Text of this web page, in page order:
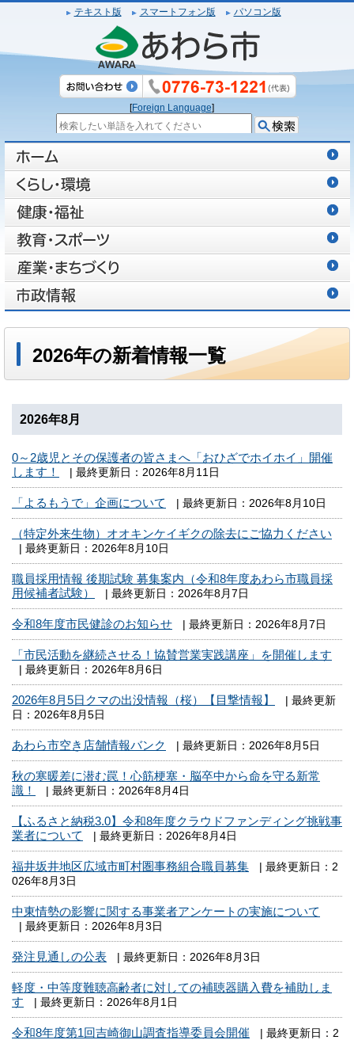
テキスト版 スマートフォン版 パソコン版
[Foreign Language]
2026年の新着情報一覧
2026年8月
0～2歳児とその保護者の皆さまへ「おひざでホイホイ」開催
します！
| 最終更新日：2026年8月11日
「よるもうで」企画について | 最終更新日：2026年8月10日
（特定外来生物）オオキンケイギクの除去にご協力ください
| 最終更新日：2026年8月10日
職員採用情報 後期試験 募集案内（令和8年度あわら市職員採
用候補者試験）
| 最終更新日：2026年8月7日
令和8年度市民健診のお知らせ | 最終更新日：2026年8月7日
「市民活動を継続させる！協賛営業実践講座」を開催します
| 最終更新日：2026年8月6日
2026年8月5日クマの出没情報（桜）【目撃情報】
| 最終更新
日：2026年8月5日
あわら市空き店舗情報バンク | 最終更新日：2026年8月5日
秋の寒暖差に潜む罠！心筋梗塞・脳卒中から命を守る新常
識！
| 最終更新日：2026年8月4日
【ふるさと納税3.0】令和8年度クラウドファンディング挑戦事
業者について
| 最終更新日：2026年8月4日
福井坂井地区広域市町村圏事務組合職員募集
| 最終更新日：2
026年8月3日
中東情勢の影響に関する事業者アンケートの実施について
| 最終更新日：2026年8月3日
発注見通しの公表 | 最終更新日：2026年8月3日
軽度・中等度難聴高齢者に対しての補聴器購入費を補助しま
す
| 最終更新日：2026年8月1日
令和8年度第1回吉崎御山調査指導委員会開催
| 最終更新日：2